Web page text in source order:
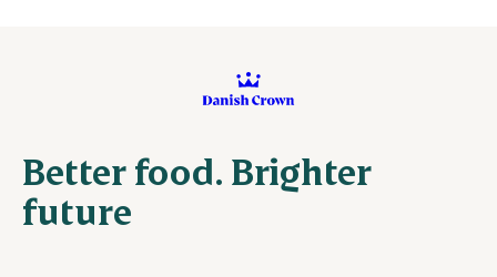
Better food. Brighter
future